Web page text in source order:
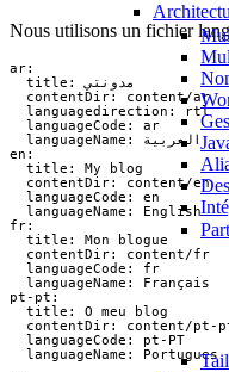
Nous utilisons un fichier
ar:
  title: مدونتي
  contentDir: content/ar
  languagedirection: rtl
  languageCode: ar
  languageName: العربية
en:
  title: My blog
  contentDir: content/en
  languageCode: en
  languageName: English
fr:
  title: Mon blogue
  contentDir: content/fr
  languageCode: fr
  languageName: Français
pt-pt:
  title: O meu blog
contentDir: content/pt-
  languageCode: pt-PT
  languageName: Portugues